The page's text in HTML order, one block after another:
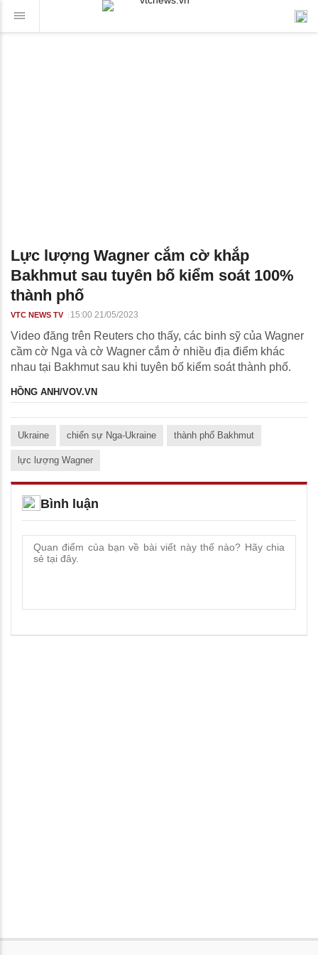
Lực lượng Wagner cắm cờ khắp
Bakhmut sau tuyên bố kiểm soát 100%
thành phố
VTC NEWS TV 15:00 21/05/2023
Video đăng trên Reuters cho thấy, các binh sỹ của Wagner
cầm cờ Nga và cờ Wagner cắm ở nhiều địa điểm khác
nhau tại Bakhmut sau khi tuyên bố kiểm soát thành phố.
HỒNG ANH/VOV.VN
Ukraine chiến sự Nga-Ukraine thành phố Bakhmut
lực lượng Wagner
Bình luận